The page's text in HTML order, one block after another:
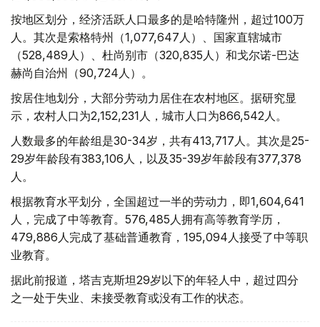
按地区划分，经济活跃人口最多的是哈特隆州，超过100万
人。其次是索格特州（1,077,647人）、国家直辖城市
（528,489人）、杜尚别市（320,835人）和戈尔诺-巴达
赫尚自治州（90,724人）。
按居住地划分，大部分劳动力居住在农村地区。据研究显
示，农村人口为2,152,231人，城市人口为866,542人。
人数最多的年龄组是30-34岁，共有413,717人。其次是25-
29岁年龄段有383,106人，以及35-39岁年龄段有377,378
人。
根据教育水平划分，全国超过一半的劳动力，即1,604,641
人，完成了中等教育。576,485人拥有高等教育学历，
479,886人完成了基础普通教育，195,094人接受了中等职
业教育。
据此前报道，塔吉克斯坦29岁以下的年轻人中，超过四分
之一处于失业、未接受教育或没有工作的状态。